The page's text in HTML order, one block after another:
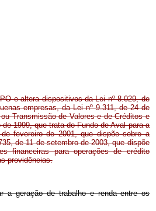
e altera dispositivos da Lei nº 8.029, de
empresas, da Lei nº 9.311, de 24 de
Transmissão de Valores e de Créditos e
1999, que trata do Fundo de Aval para a
fevereiro de 2001, que dispõe sobre a
de 11 de setembro de 2003, que dispõe
financeiras para operações de crédito
providências.
a geração de trabalho e renda entre os